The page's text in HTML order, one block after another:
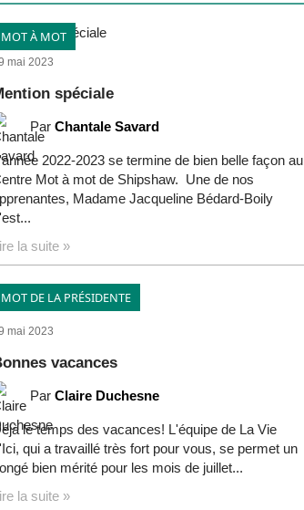
MOT À MOT
mai 2023
spéciale
Par Chantale Savard
2022-2023 se termine de bien belle façon au
Mot à mot de Shipshaw. Une de nos
Madame Jacqueline Bédard-Boily
la suite »
MOT DE LA PRÉSIDENTE
mai 2023
vacances
Par Claire Duchesne
le temps des vacances! L'équipe de La Vie
qui a travaillé très fort pour vous, se permet un
bien mérité pour les mois de juillet...
la suite »